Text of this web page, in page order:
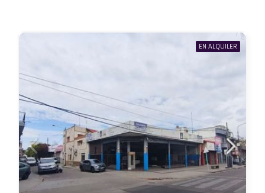
EN ALQUILER